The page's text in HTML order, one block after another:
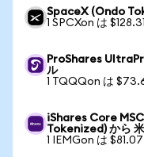
SpaceX (Ondo
1 SPCXon は
ProShares
ル
1 TQQQon は
iShares Core
Tokenized) から
1 IEMGon は